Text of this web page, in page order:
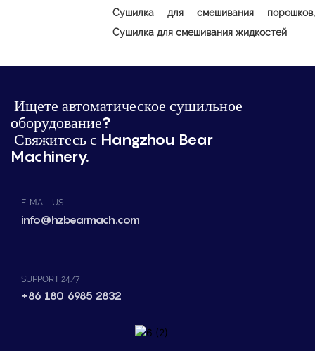
Сушилка для смешивания порошков,
Сушилка для смешивания жидкостей
Ищете автоматическое сушильное
оборудование?
Свяжитесь с Hangzhou Bear
Machinery.
E-MAIL US
info@hzbearmach.com
SUPPORT 24/7
+86 180 6985 2832